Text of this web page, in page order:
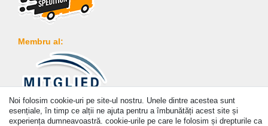
Membru al:
Plată
Noi folosim cookie-uri pe site-ul nostru. Unele dintre acestea sunt
esențiale, în timp ce alții ne ajuta pentru a îmbunătăți acest site și
experiența dumneavoastră. cookie-urile pe care le folosim și drepturile ca